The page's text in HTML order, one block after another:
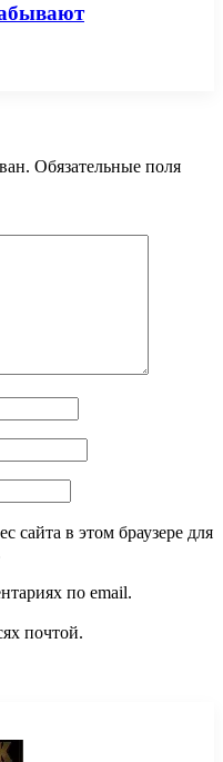
Обязательные поля
сайта в этом браузере для
по email.
почтой.